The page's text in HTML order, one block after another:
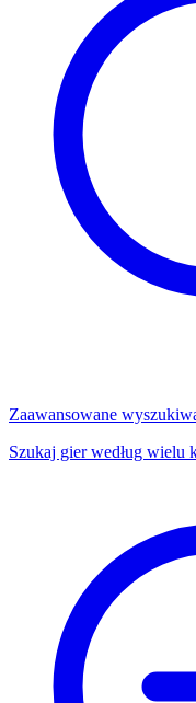
Zaawansowane
Szukaj gier według wielu